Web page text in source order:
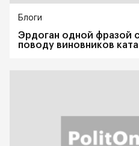
Блоги
Эрдоган одной фразой
поводу виновников